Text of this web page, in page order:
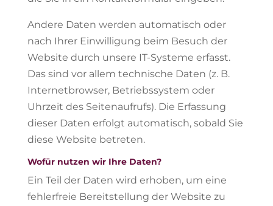
Andere Daten werden automatisch oder
nach Ihrer Einwilligung beim Besuch der
Website durch unsere IT-Systeme erfasst.
Das sind vor allem technische Daten (z. B.
Internetbrowser, Betriebssystem oder
Uhrzeit des Seitenaufrufs). Die Erfassung
dieser Daten erfolgt automatisch, sobald Sie
diese Website betreten.
Wofür nutzen wir Ihre Daten?
Ein Teil der Daten wird erhoben, um eine
fehlerfreie Bereitstellung der Website zu